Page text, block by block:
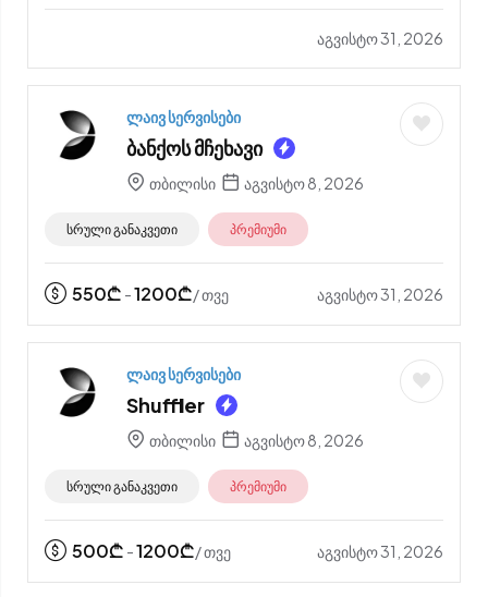
აგვისტო 31, 2026
ლაივ სერვისები
ბანქოს მჩეხავი
თბილისი აგვისტო 8, 2026
სრული განაკვეთი პრემიუმი
550₾ -1200₾/ თვე აგვისტო 31, 2026
ლაივ სერვისები
Shuffler
თბილისი აგვისტო 8, 2026
სრული განაკვეთი პრემიუმი
500₾ -1200₾/ თვე აგვისტო 31, 2026